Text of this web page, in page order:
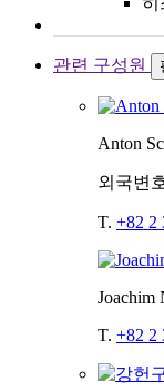
관련 구성원
Anton
외국변
T. +82 2
Joachim
T. +82 2